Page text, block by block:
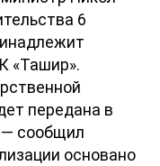
6
«Ташир».
передана в
— сообщил
основано